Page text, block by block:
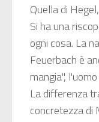
Quella di
Si ha una
ogni cosa. La
Feuerbach è
mangia",
La differenza
concretezza di